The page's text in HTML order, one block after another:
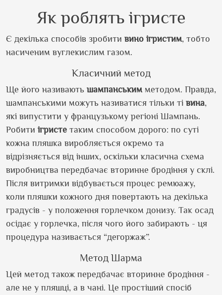
Як роблять ігристе
Є декілька способів зробити вино ігристим, тобто
насиченим вуглекислим газом.
Класичний метод
Ще його називають шампанським методом. Правда,
шампанськими можуть називатися тільки ті вина,
які випустити у французькому регіоні Шампань.
Робити ігристе таким способом дорого: по суті
кожна пляшка виробляється окремо та
відрізняється від інших, оскільки класична схема
виробництва передбачає вторинне бродіння у склі.
Після витримки відбувається процес ремюажу,
коли пляшки кожного дня повертають на декілька
градусів - у положення горлечком донизу. Так осад
осідає у горлечка, після чого його забирають - ця
процедура називається “дегоржаж”.
Метод Шарма
Цей метод також передбачає вторинне бродіння -
але не у пляшці, а в чані. Це простіший спосіб